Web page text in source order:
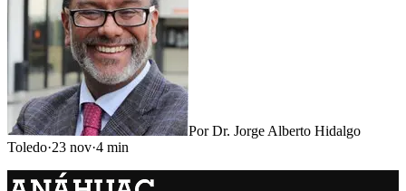
PorDr. Jorge Alberto Hidalgo
Toledo·23 nov·4 min